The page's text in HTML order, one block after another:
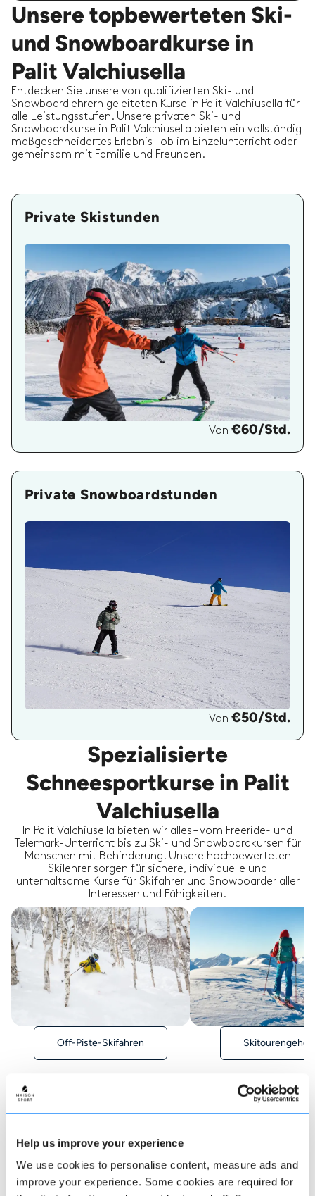
Help us improve your experience
We use cookies to personalise content, measure ads and
improve your experience. Some cookies are required for
Unsere topbewerteten Ski-
und Snowboardkurse in
Palit Valchiusella
Entdecken Sie unsere von qualifizierten Ski- und
Snowboardlehrern geleiteten Kurse in Palit Valchiusella für
alle Leistungsstufen. Unsere privaten Ski- und
Snowboardkurse in Palit Valchiusella bieten ein vollständig
maßgeschneidertes Erlebnis – ob im Einzelunterricht oder
gemeinsam mit Familie und Freunden.
Private Skistunden
Von€60/Std.
Private Snowboardstunden
Von€50/Std.
Spezialisierte
Schneesportkurse in Palit
Valchiusella
In Palit Valchiusella bieten wir alles – vom Freeride- und
Telemark-Unterricht bis zu Ski- und Snowboardkursen für
Menschen mit Behinderung. Unsere hochbewerteten
Skilehrer sorgen für sichere, individuelle und
unterhaltsame Kurse für Skifahrer und Snowboarder aller
Interessen und Fähigkeiten.
Off-Piste-Skifahren Skitourengehen
Wie man bucht
Eine Buchung bei uns könnte nicht einfacher sein,